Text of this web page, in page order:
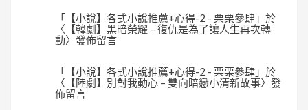
「 【小說】各式小說推薦+心得-2 - 栗栗參肆」於
〈 【韓劇】黑暗榮耀 – 復仇是為了讓人生再次轉
動〉發佈留言
「 【小說】各式小說推薦+心得-2 - 栗栗參肆」於
〈 【陸劇】別對我動心 – 雙向暗戀小清新故事〉發
佈留言